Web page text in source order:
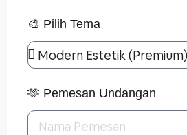
🎨 Pilih Tema
🫶 Pemesan Undangan